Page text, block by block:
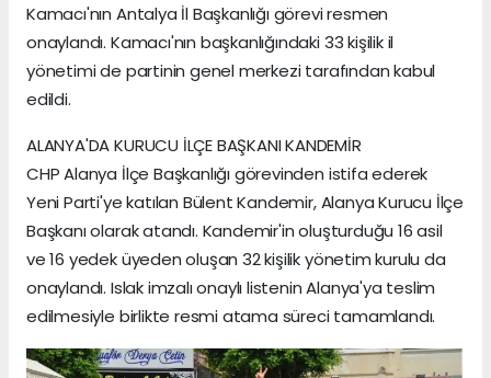
Kamacı'nın Antalya İl Başkanlığı görevi resmen
onaylandı. Kamacı'nın başkanlığındaki 33 kişilik il
yönetimi de partinin genel merkezi tarafından kabul
edildi.
ALANYA'DA KURUCU İLÇE BAŞKANI KANDEMİR
CHP Alanya İlçe Başkanlığı görevinden istifa ederek
Yeni Parti'ye katılan Bülent Kandemir, Alanya Kurucu İlçe
Başkanı olarak atandı. Kandemir'in oluşturduğu 16 asil
ve 16 yedek üyeden oluşan 32 kişilik yönetim kurulu da
onaylandı. Islak imzalı onaylı listenin Alanya'ya teslim
edilmesiyle birlikte resmi atama süreci tamamlandı.